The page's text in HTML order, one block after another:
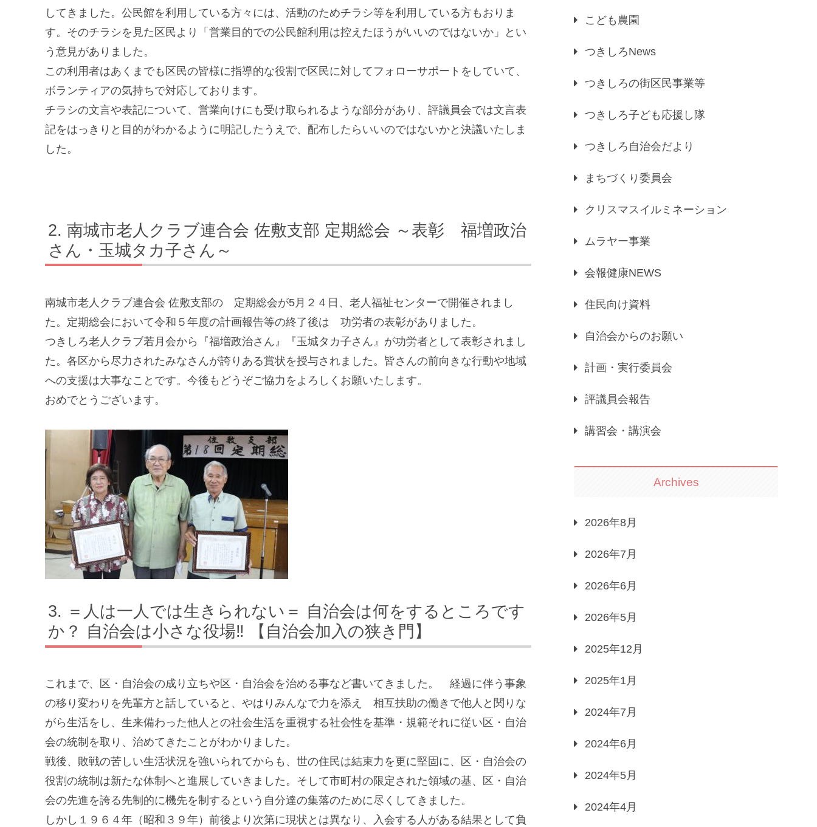
してきました。公民館を利用している方々には、活動のためチラシ等を利用している方もおりま
す。そのチラシを見た区民より「営業目的での公民館利用は控えたほうがいいのではないか」とい
う意見がありました。
この利用者はあくまでも区民の皆様に指導的な役割で区民に対してフォローサポートをしていて、
ボランティアの気持ちで対応しております。
チラシの文言や表記について、営業向けにも受け取られるような部分があり、評議員会では文言表
記をはっきりと目的がわかるように明記したうえで、配布したらいいのではないかと決議いたしま
した。
南城市老人クラブ連合会 佐敷支部 定期総会 ～表彰 福増政治
さん・玉城タカ子さん～
南城市老人クラブ連合会 佐敷支部の 定期総会が5月２４日、老人福祉センターで開催されまし
た。定期総会において令和５年度の計画報告等の終了後は 功労者の表彰がありました。
つきしろ老人クラブ若月会から『福増政治さん』『玉城タカ子さん』が功労者として表彰されまし
た。各区から尽力されたみなさんが誇りある賞状を授与されました。皆さんの前向きな行動や地域
への支援は大事なことです。今後もどうぞご協力をよろしくお願いたします。
おめでとうございます。
＝人は一人では生きられない＝ 自治会は何をするところです
か？ 自治会は小さな役場‼ 【自治会加入の狭き門】
これまで、区・自治会の成り立ちや区・自治会を治める事など書いてきました。 経過に伴う事象
の移り変わりを先輩方と話していると、やはりみんなで力を添え 相互扶助の働きで他人と関りな
がら生活をし、生来備わった他人との社会生活を重視する社会性を基準・規範それに従い区・自治
会の統制を取り、治めてきたことがわかりました。
戦後、敗戦の苦しい生活状況を強いられてからも、世の住民は結束力を更に堅固に、区・自治会の
役割の統制は新たな体制へと進展していきました。そして市町村の限定された領域の基、区・自治
会の先進を誇る先制的に機先を制するという自分達の集落のために尽くしてきました。
しかし１９６４年（昭和３９年）前後より次第に現状とは異なり、入会する人がある結果として負
こども農園
つきしろNews
つきしろの街区民事業等
つきしろ子ども応援し隊
つきしろ自治会だより
まちづくり委員会
クリスマスイルミネーション
ムラヤー事業
会報健康NEWS
住民向け資料
自治会からのお願い
計画・実行委員会
評議員会報告
講習会・講演会
Archives
2026年8月
2026年7月
2026年6月
2026年5月
2025年12月
2025年1月
2024年7月
2024年6月
2024年5月
2024年4月